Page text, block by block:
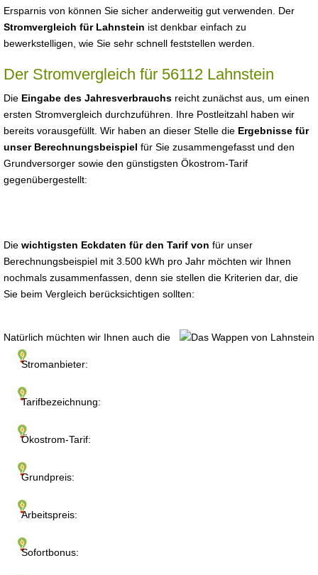
Ersparnis von können Sie sicher anderweitig gut verwenden. Der
Stromvergleich für Lahnstein ist denkbar einfach zu
bewerkstelligen, wie Sie sehr schnell feststellen werden.
Der Stromvergleich für 56112 Lahnstein
Die Eingabe des Jahresverbrauchs reicht zunächst aus, um einen
ersten Stromvergleich durchzuführen. Ihre Postleitzahl haben wir
bereits vorausgefüllt. Wir haben an dieser Stelle die Ergebnisse für
unser Berechnungsbeispiel für Sie zusammengefasst und den
Grundversorger sowie den günstigsten Ökostrom-Tarif
gegenübergestellt:
Die wichtigsten Eckdaten für den Tarif von für unser
Berechnungsbeispiel mit 3.500 kWh pro Jahr möchten wir Ihnen
nochmals zusammenfassen, denn sie stellen die Kriterien dar, die
Sie beim Vergleich berücksichtigen sollten:
Stromanbieter:
Tarifbezeichnung:
Ökostrom-Tarif:
Grundpreis:
Arbeitspreis:
Sofortbonus:
Natürlich müchten wir Ihnen auch die